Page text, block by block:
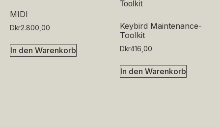
MIDI
Dkr2.800,00
In den Warenkorb
Keybird Maintenance-
Toolkit
Dkr416,00
In den Warenkorb